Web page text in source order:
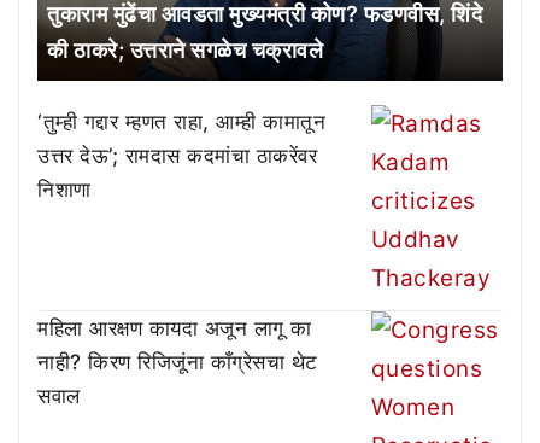
तुकाराम मुंढेंचा आवडता मुख्यमंत्री कोण? फडणवीस, शिंदे
की ठाकरे; उत्तराने सगळेच चक्रावले
‘तुम्ही गद्दार म्हणत राहा, आम्ही कामातून
उत्तर देऊ’; रामदास कदमांचा ठाकरेंवर
निशाणा
महिला आरक्षण कायदा अजून लागू का
नाही? किरण रिजिजूंना काँग्रेसचा थेट
सवाल